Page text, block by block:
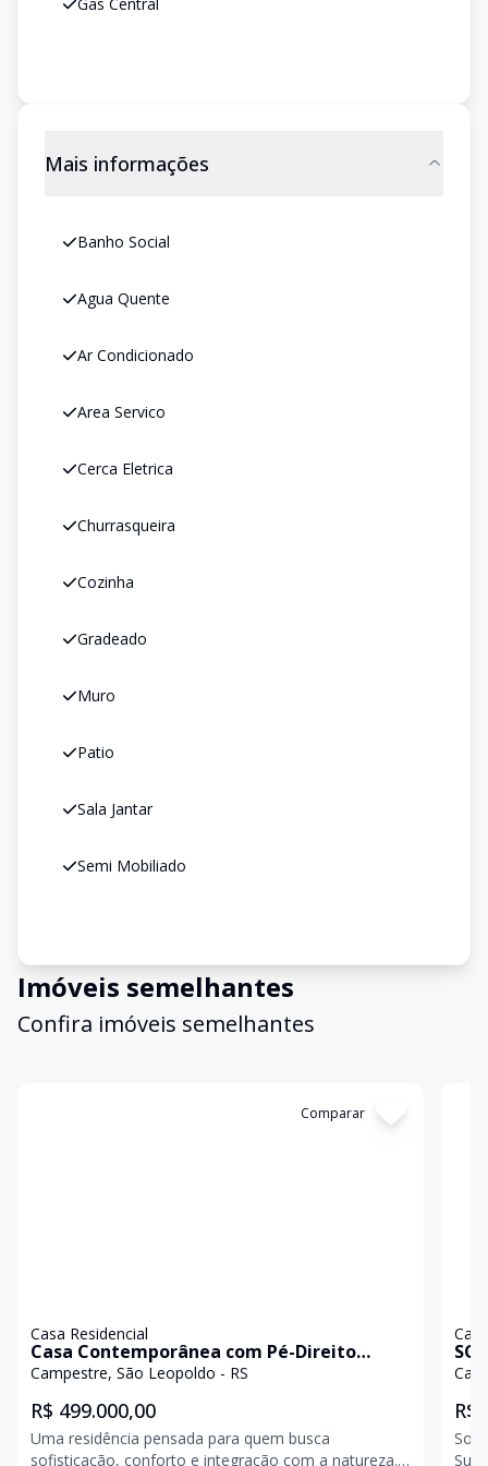
Mais informações
Banho Social
Agua Quente
Ar Condicionado
Area Servico
Cerca Eletrica
Churrasqueira
Cozinha
Gradeado
Muro
Patio
Sala Jantar
Semi Mobiliado
Imóveis semelhantes
Confira imóveis semelhantes
Comparar
Casa Residencial
Casa Contemporânea com Pé-Direito
Duplo e Vista Panorâmica
Campestre, São Leopoldo - RS
R$ 499.000,00
Uma residência pensada para quem busca
sofisticação, conforto e integração com a natureza.
R$
Suíte